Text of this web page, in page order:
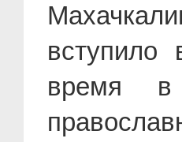
вступило
время в